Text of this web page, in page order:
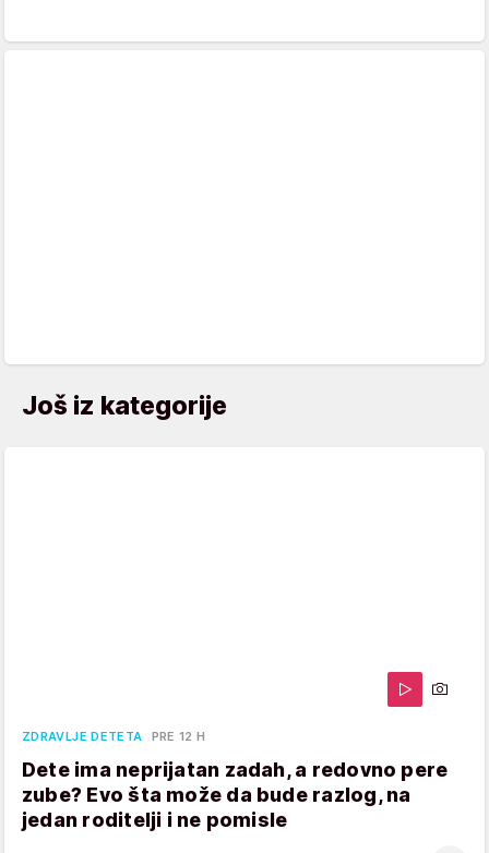
Još iz kategorije
ZDRAVLJE DETETA PRE 12 H
Dete ima neprijatan zadah, a redovno pere
zube? Evo šta može da bude razlog, na
jedan roditelji i ne pomisle